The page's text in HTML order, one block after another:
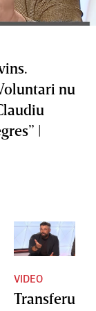
: ”Să facă
ce vor în
re” |
VIDEO
EXCLUSI
V
nu
|
VIDEO
Transferu